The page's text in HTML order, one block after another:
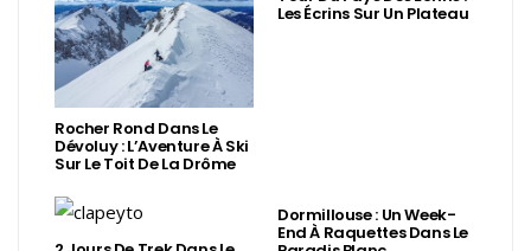
Rocher Rond Dans Le
Dévoluy : L’Aventure À Ski
Sur Le Toit De La Drôme
Les Écrins Sur Un Plateau
Dormillouse : Un Week-
End À Raquettes Dans Le